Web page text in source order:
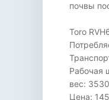
почвы
Toro
Рабочая
вес:
Цена: